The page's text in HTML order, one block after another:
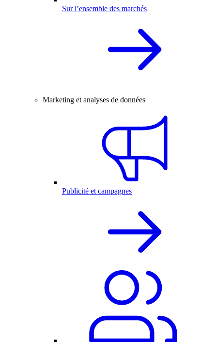
Sur l’ensemble des marchés
Marketing et analyses de données
Publicité et campagnes